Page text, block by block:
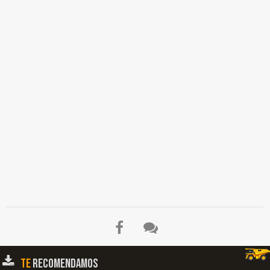
TERECOMENDAMOS